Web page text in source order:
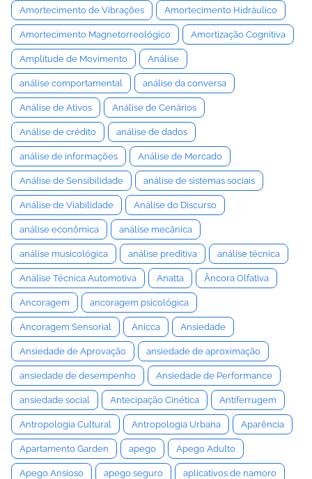
Amortecimento de Vibrações Amortecimento Hidráulico
Amortecimento Magnetorreológico Amortização Cognitiva
Amplitude de Movimento Análise
análise comportamental análise da conversa
Análise de Ativos Análise de Cenários
Análise de crédito análise de dados
análise de informações Análise de Mercado
Análise de Sensibilidade análise de sistemas sociais
Análise de Viabilidade Análise do Discurso
análise econômica análise mecânica
análise musicológica análise preditiva análise técnica
Análise Técnica Automotiva Anatta Âncora Olfativa
Ancoragem ancoragem psicológica
Ancoragem Sensorial Anicca Ansiedade
Ansiedade de Aprovação ansiedade de aproximação
ansiedade de desempenho Ansiedade de Performance
ansiedade social Antecipação Cinética Antiferrugem
Antropologia Cultural Antropologia Urbana Aparência
Apartamento Garden apego Apego Adulto
Apego Ansioso apego seguro aplicativos de namoro